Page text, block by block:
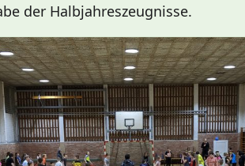
der Halbjahreszeugnisse.